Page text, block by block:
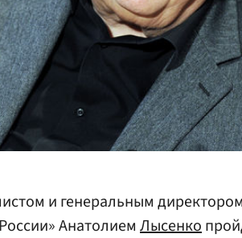
и генеральным директором
Анатолием Лысенко